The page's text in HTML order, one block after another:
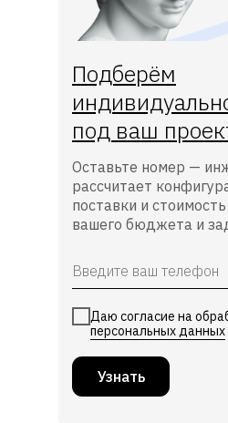
Оставьте номер —
рассчитает
поставки и
вашего бюджета и
Подберём
под ваш
Даю согласие на
персональных данных
Узнать